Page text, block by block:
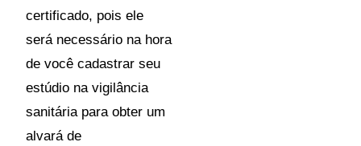
certificado, pois ele
será necessário na hora
de você cadastrar seu
estúdio na vigilância
sanitária para obter um
alvará de